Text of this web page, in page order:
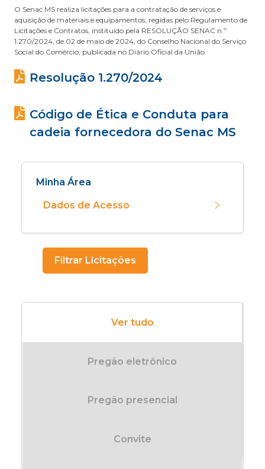
O Senac MS realiza licitações para a contratação de serviços e
aquisição de materiais e equipamentos, regidas pelo Regulamento de
Licitações e Contratos, instituído pela RESOLUÇÃO SENAC n.º
1.270/2024, de 02 de maio de 2024, do Conselho Nacional do Serviço
Social do Comércio, publicada no Diário Oficial da União.
Resolução 1.270/2024
Código de Ética e Conduta para
cadeia fornecedora do Senac MS
Minha Área
Dados de Acesso
Filtrar Licitações
Ver tudo
Pregão eletrônico
Pregão presencial
Convite